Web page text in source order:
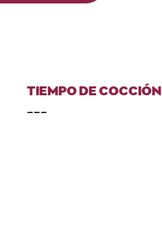
TIEMPO DE COCCIÓN
---